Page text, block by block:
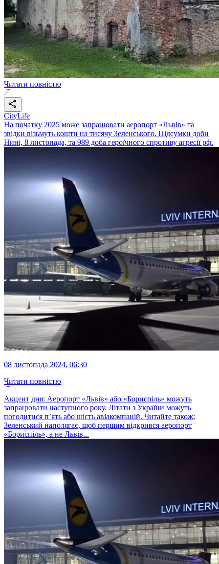
Читати повністю
CityLife
На початку 2025 може запрацювати аеропорт «Львів» та
звідки візьмуть кошти на тисячу Зеленського. Підсумки доби
Нині, 8 листопада, та 989 доба героїчного спротиву агресії рф.
08 листопада 2024, 06:30
Читати повністю
Акцент дня: Аеропорт «Львів» або «Бориспіль» можуть
запрацювати наступного року. Літати з України можуть
погодитися п’ять або шість авіакомпаній. Читайте також:
Зеленський наполягає, щоб першим відкрився аеропорт
«Бориспіль», а не Львів...